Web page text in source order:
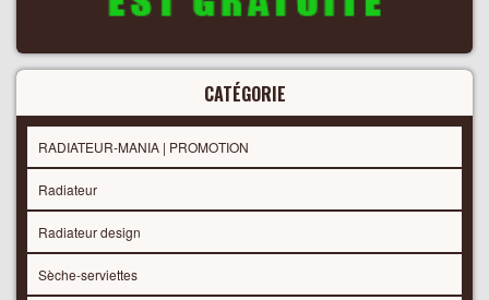
CATÉGORIE
RADIATEUR-MANIA | PROMOTION
Radiateur
Radiateur design
Sèche-serviettes